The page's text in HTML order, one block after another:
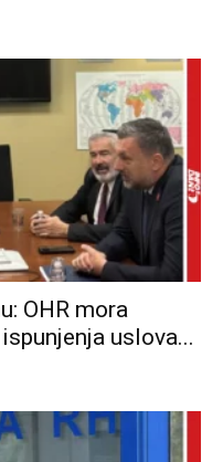
OHR mora
uslova...